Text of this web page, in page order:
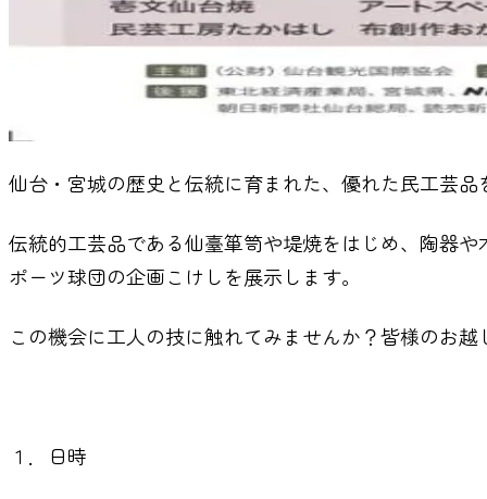
仙台・宮城の歴史と伝統に育まれた、優れた民工芸
伝統的工芸品である仙臺箪笥や堤焼をはじめ、陶器
ポーツ球団の企画こけしを展示します。
この機会に工人の技に触れてみませんか？皆様のお
１．日時